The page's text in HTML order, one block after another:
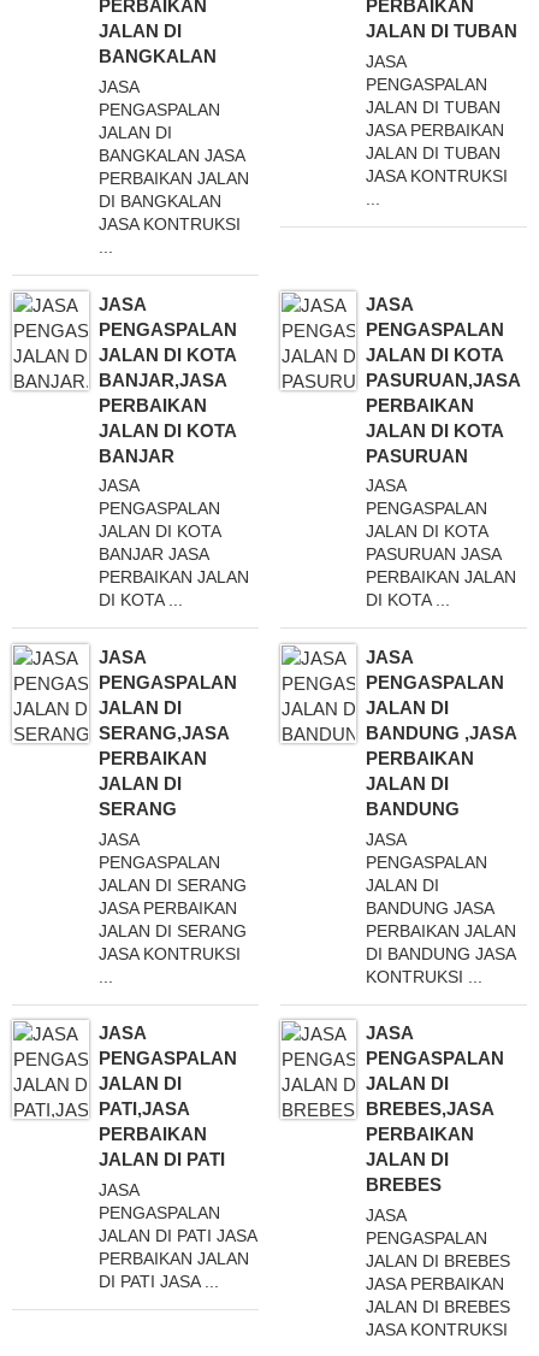
PERBAIKAN
JALAN DI
BANGKALAN
JASA
PENGASPALAN
JALAN DI
BANGKALAN JASA
PERBAIKAN JALAN
DI BANGKALAN
JASA KONTRUKSI
PERBAIKAN
JALAN DI TUBAN
JASA
PENGASPALAN
JALAN DI TUBAN
JASA PERBAIKAN
JALAN DI TUBAN
JASA KONTRUKSI
JASA
PENGASPALAN
JALAN DI KOTA
BANJAR,JASA
PERBAIKAN
JALAN DI KOTA
BANJAR
JASA
PENGASPALAN
JALAN DI KOTA
BANJAR JASA
PERBAIKAN JALAN
DI KOTA ...
JASA
PENGASPALAN
JALAN DI KOTA
PASURUAN,JASA
PERBAIKAN
JALAN DI KOTA
PASURUAN
JASA
PENGASPALAN
JALAN DI KOTA
PASURUAN JASA
PERBAIKAN JALAN
DI KOTA ...
JASA
PENGASPALAN
JALAN DI
SERANG,JASA
PERBAIKAN
JALAN DI
SERANG
JASA
PENGASPALAN
JALAN DI SERANG
JASA PERBAIKAN
JALAN DI SERANG
JASA KONTRUKSI
JASA
PENGASPALAN
JALAN DI
BANDUNG ,JASA
PERBAIKAN
JALAN DI
BANDUNG
JASA
PENGASPALAN
JALAN DI
BANDUNG JASA
PERBAIKAN JALAN
DI BANDUNG JASA
KONTRUKSI ...
JASA
PENGASPALAN
JALAN DI
PATI,JASA
PERBAIKAN
JALAN DI PATI
JASA
PENGASPALAN
JALAN DI PATI JASA
PERBAIKAN JALAN
DI PATI JASA ...
JASA
PENGASPALAN
JALAN DI
BREBES,JASA
PERBAIKAN
JALAN DI
BREBES
JASA
PENGASPALAN
JALAN DI BREBES
JASA PERBAIKAN
JALAN DI BREBES
JASA KONTRUKSI